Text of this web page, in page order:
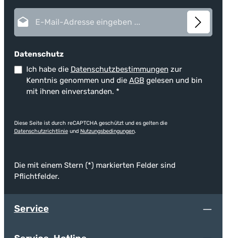
Datenschutz
Ich habe die Datenschutzbestimmungen zur
Kenntnis genommen und die AGBgelesen und bin
mit ihnen einverstanden. *
Diese Seite ist durch reCAPTCHA geschützt und es gelten die
Datenschutzrichtlinieund Nutzungsbedingungen.
Die mit einem Stern (*) markierten Felder sind
Pflichtfelder.
Service